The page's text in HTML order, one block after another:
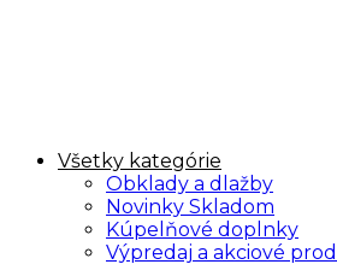
Všetky kategórie
Obklady a dlažby
Novinky Skladom
Kúpelňové doplnky
Výpredaj a akciové